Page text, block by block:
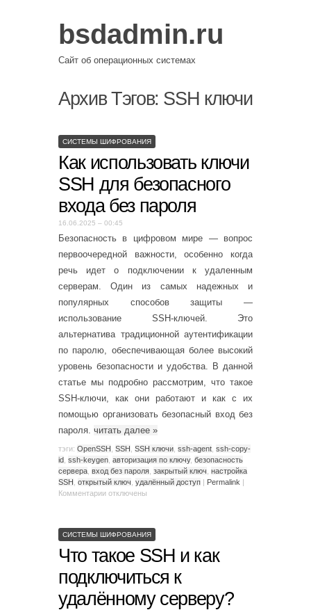
bsdadmin.ru
Сайт об операционных системах
Архив Тэгов: SSH ключи
СИСТЕМЫ ШИФРОВАНИЯ
Как использовать ключи
SSH для безопасного
входа без пароля
16.06.2025 – 00:45
Безопасность в цифровом мире — вопрос
первоочередной важности, особенно когда
речь идет о подключении к удаленным
серверам. Один из самых надежных и
популярных способов защиты —
использование SSH-ключей. Это
альтернатива традиционной аутентификации
по паролю, обеспечивающая более высокий
уровень безопасности и удобства. В данной
статье мы подробно рассмотрим, что такое
SSH-ключи, как они работают и как с их
помощью организовать безопасный вход без
пароля. читать далее »
тэги: OpenSSH SSH SSH ключи ssh-agent ssh-copy-
id ssh-keygen авторизация по ключу, безопасность
сервера вход без пароля закрытый ключ настройка
SSH открытый ключ удалённый доступ | Permalink |
Комментарии отключены
СИСТЕМЫ ШИФРОВАНИЯ
Что такое SSH и как
подключиться к
удалённому серверу?